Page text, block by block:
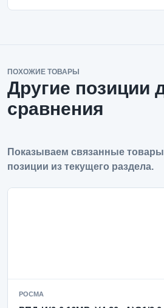
ПОХОЖИЕ ТОВАРЫ
Другие позиции
сравнения
Показываем связанные
позиции из текущего раздела.
РОСМА